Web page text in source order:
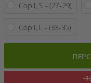
Copil, S - (27-29)
Copil, L - (33-35)